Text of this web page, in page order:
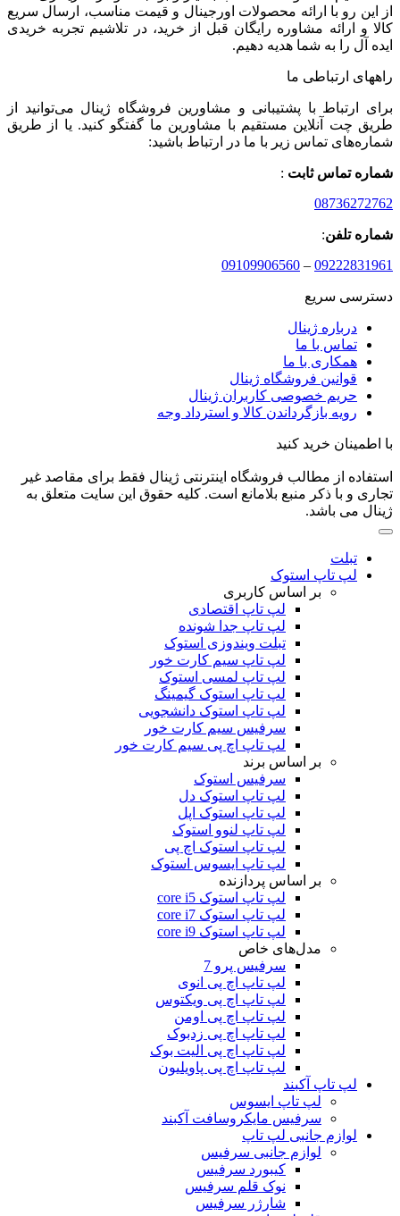
از این رو با ارائه محصولات اورجینال و قیمت مناسب، ارسال سریع
کالا و ارائه مشاوره رایگان قبل از خرید، در تلاشیم تجربه خریدی
ایده آل را به شما هدیه دهیم.
راههای ارتباطی ما
برای ارتباط با پشتیبانی و مشاورین فروشگاه ژینال می‌توانید از
طریق چت آنلاین مستقیم با مشاورین ما گفتگو کنید. یا از طریق
شماره‌های تماس زیر با ما در ارتباط باشید:
شماره تماس ثابت :
08736272762
شماره تلفن:
09222831961
–
09109906560
دسترسی سریع
درباره ژینال
تماس با ما
همکاری با ما
قوانین فروشگاه ژینال
حریم خصوصی کاربران ژینال
رویه بازگرداندن کالا و استرداد وجه
با اطمینان خرید کنید
استفاده از مطالب فروشگاه اینترنتی ژینال فقط برای مقاصد غیر
تجاری و با ذکر منبع بلامانع است. کلیه حقوق این سایت متعلق به
ژینال می باشد.
تبلت
لپ تاپ استوک
بر اساس کاربری
لپ تاپ اقتصادی
لپ تاپ جدا شونده
تبلت ویندوزی استوک
لپ تاپ سیم کارت خور
لپ تاپ لمسی استوک
لپ تاپ استوک گیمینگ
لپ تاپ استوک دانشجویی
سرفیس سیم کارت خور
لپ تاپ اچ پی سیم کارت خور
بر اساس برند
سرفیس استوک
لپ تاپ استوک دل
لپ تاپ استوک اپل
لپ تاپ لنوو استوک
لپ تاپ استوک اچ پی
لپ تاپ ایسوس استوک
بر اساس پردازنده
لپ تاپ استوک core i5
لپ تاپ استوک core i7
لپ تاپ استوک core i9
مدل‌های خاص
سرفیس پرو 7
لپ تاپ اچ پی انوی
لپ تاپ اچ پی ویکتوس
لپ تاپ اچ پی اومن
لپ تاپ اچ پی زدبوک
لپ تاپ اچ پی الیت بوک
لپ تاپ اچ پی پاویلیون
لپ تاپ آکبند
لپ تاپ ایسوس
سرفیس مایکروسافت آکبند
لوازم جانبی لپ تاپ
لوازم جانبی سرفیس
کیبورد سرفیس
نوک قلم سرفیس
شارژر سرفیس